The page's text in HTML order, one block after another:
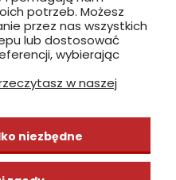
zobacz, jak dojechać
WIEDZY
potrzeb. Możesz
przez nas wszystkich
lub dostosować
wybierając
w naszej
niezbędne